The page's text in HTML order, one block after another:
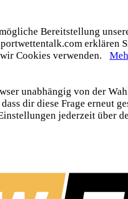
Bereitstellung
erklären
Cookies verwenden.
unabhängig von der
dir diese Frage erneut
jederzeit über